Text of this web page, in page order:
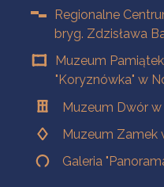
Regionalne
bryg. Zdzisława
Muzeum
"Koryznówka" w
Muzeum Dwór w
Muzeum Zamek
Galeria